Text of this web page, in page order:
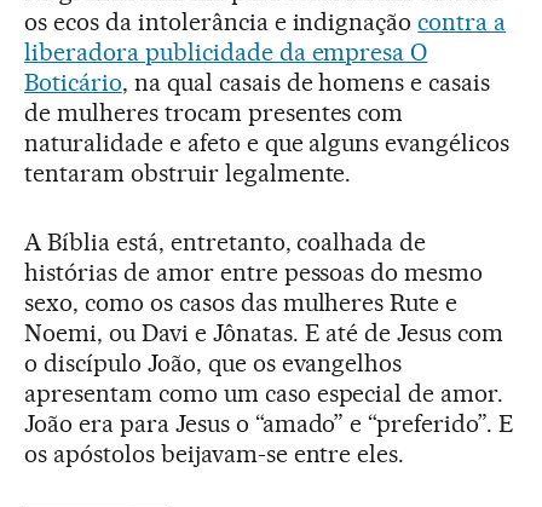
os ecos da intolerância e indignaçãocontra a
liberadora publicidade da empresa O
Boticário, na qual casais de homens e casais
de mulheres trocam presentes com
naturalidade e afeto e que alguns evangélicos
tentaram obstruir legalmente.
A Bíblia está, entretanto, coalhada de
histórias de amor entre pessoas do mesmo
sexo, como os casos das mulheres Rute e
Noemi, ou Davi e Jônatas. E até de Jesus com
o discípulo João, que os evangelhos
apresentam como um caso especial de amor.
João era para Jesus o “amado” e “preferido”. E
os apóstolos beijavam-se entre eles.